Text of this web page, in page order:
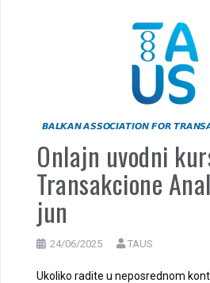
Onlajn uvodni
Transakcione
jun
24/06/2025 TAUS
Ukoliko radite u neposrednom